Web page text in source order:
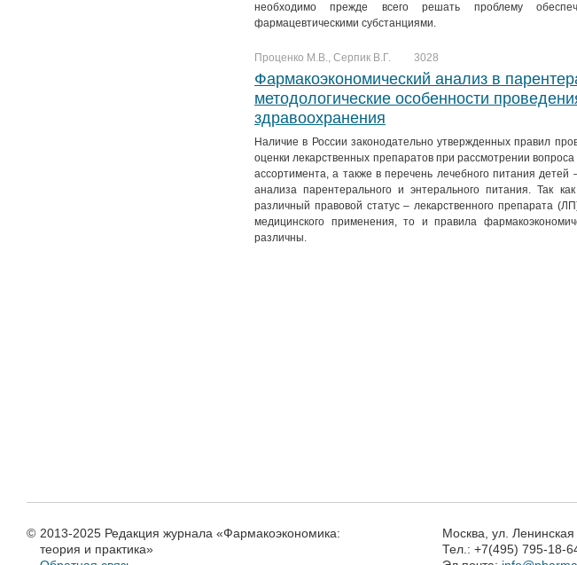
необходимо прежде всего решать проблему
фармацевтическими субстанциями.
Проценко М.В., Серпик В.Г. 3028
Фармакоэкономический анализ в
методологические особенности
здравоохранения
Наличие в России законодательно утвержденных правил
оценки лекарственных препаратов при рассмотрении
ассортимента, а также в перечень лечебного питания
анализа парентерального и энтерального питания. Так
различный правовой статус – лекарственного препарата
медицинского применения, то и правила
различны.
© 2013-2025 Редакция журнала «Фармакоэкономика:
теория и практика»
Москва, ул.
Тел.: +7(495) 795-18-